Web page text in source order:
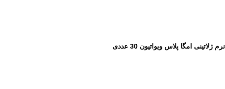
ژلاتینی امگا پلاس ویواتیون 30 عددی